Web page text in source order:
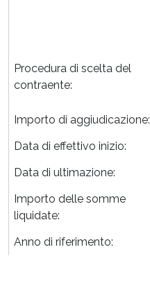
Procedura di scelta del
contraente:
Importo di aggiudicazione:
Data di effettivo inizio:
Data di ultimazione:
Importo delle somme
liquidate:
Anno di riferimento: